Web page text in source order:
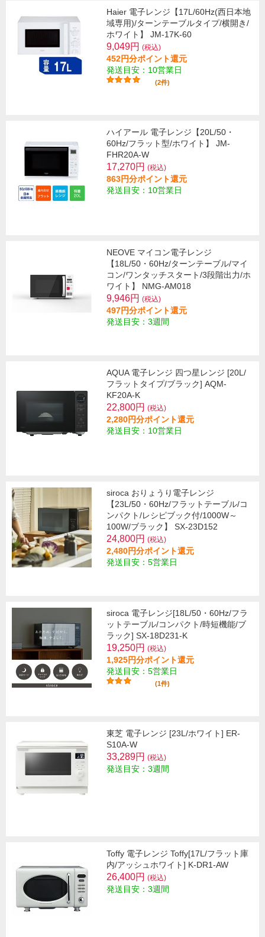
Haier 電子レンジ【17L/60Hz(西日本地
域専用)/ターンテーブルタイプ/横開き/
ホワイト】 JM-17K-60
9,049円 (税込)
452円分ポイント還元
発送目安：10営業日
(2件)
ハイアール 電子レンジ【20L/50・
60Hz/フラット型/ホワイト】 JM-
FHR20A-W
17,270円 (税込)
863円分ポイント還元
発送目安：10営業日
NEOVE マイコン電子レンジ
【18L/50・60Hz/ターンテーブル/マイ
コン/ワンタッチスタート/3段階出力/ホ
ワイト】 NMG-AM018
9,946円 (税込)
497円分ポイント還元
発送目安：3週間
AQUA 電子レンジ 四つ星レンジ [20L/
フラットタイプ/ブラック] AQM-
KF20A-K
22,800円 (税込)
2,280円分ポイント還元
発送目安：10営業日
siroca おりょうり電子レンジ
【23L/50・60Hz/フラットテーブル/コ
ンパクト/レシピブック付/1000W～
100W/ブラック】 SX-23D152
24,800円 (税込)
2,480円分ポイント還元
発送目安：5営業日
siroca 電子レンジ[18L/50・60Hz/フラ
ットテーブル/コンパクト/時短機能/ブ
ラック] SX-18D231-K
19,250円 (税込)
1,925円分ポイント還元
発送目安：5営業日
(1件)
東芝 電子レンジ [23L/ホワイト] ER-
S10A-W
33,289円 (税込)
発送目安：3週間
Toffy 電子レンジ Toffy[17L/フラット庫
内/アッシュホワイト] K-DR1-AW
26,400円 (税込)
発送目安：3週間